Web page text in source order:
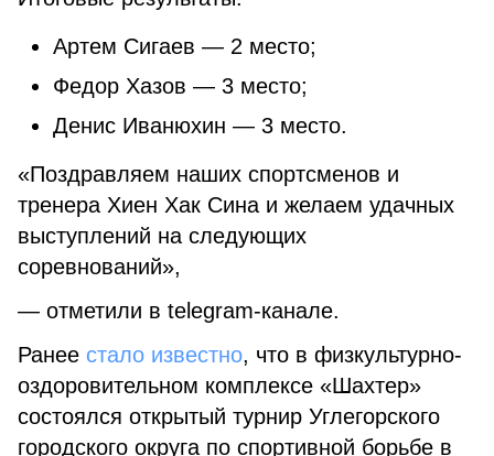
Артем Сигаев — 2 место;
Федор Хазов — 3 место;
Денис Иванюхин — 3 место.
«Поздравляем наших спортсменов и
тренера Хиен Хак Сина и желаем удачных
выступлений на следующих
соревнований»,
— отметили в telegram-канале.
Ранее стало известно, что в физкультурно-
оздоровительном комплексе «Шахтер»
состоялся открытый турнир Углегорского
городского округа по спортивной борьбе в